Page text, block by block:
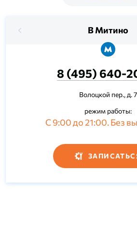
В Митино
8 (495) 640-
Волоцкой пер., д. 7
режим работы:
С 9:00 до 21:00. Без